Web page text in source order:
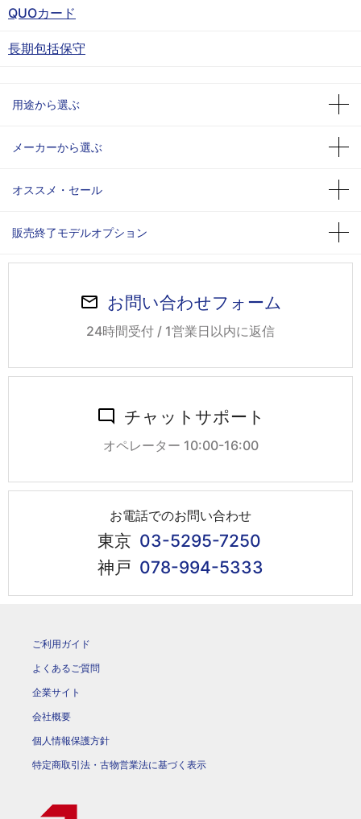
QUOカード
長期包括保守
用途から選ぶ
メーカーから選ぶ
オススメ・セール
販売終了モデルオプション
お問い合わせフォーム
24時間受付 / 1営業日以内に返信
チャットサポート
オペレーター 10:00-16:00
お電話でのお問い合わせ
東京 03-5295-7250
神戸 078-994-5333
ご利用ガイド
よくあるご質問
企業サイト
会社概要
個人情報保護方針
特定商取引法・古物営業法に基づく表示